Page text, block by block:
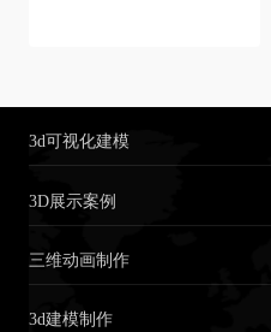
3d可视化建模
3D展示案例
三维动画制作
3d建模制作